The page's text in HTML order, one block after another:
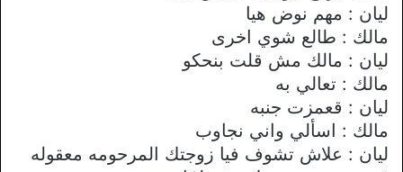
ليان : مهم نوض هيا
مالك : طالع شوي اخرى
ليان : مالك مش قلت بنحكو
مالك : تعالي به
ليان : قعمزت جنبه
مالك : اسألي واني نجاوب
ليان : علاش تشوف فيا زوجتك المرحومه معقوله